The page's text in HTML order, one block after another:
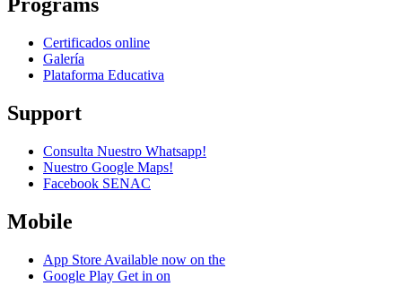
Certificados online
Galería
Plataforma Educativa
Support
Consulta Nuestro Whatsapp!
Nuestro Google Maps!
Facebook SENAC
Mobile
App Store Available now on the
Google Play Get in on